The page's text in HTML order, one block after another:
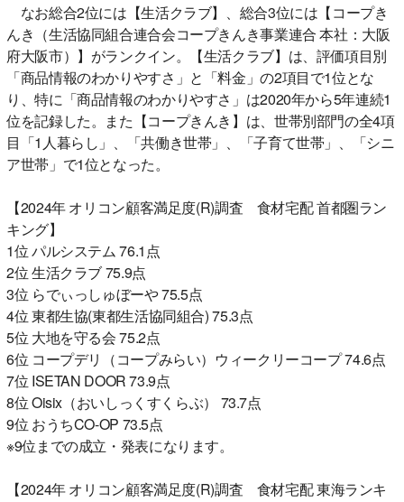
なお総合2位には【生活クラブ】、総合3位には【コープき
んき（生活協同組合連合会コープきんき事業連合 本社：大阪
府大阪市）】がランクイン。【生活クラブ】は、評価項目別
「商品情報のわかりやすさ」と「料金」の2項目で1位とな
り、特に「商品情報のわかりやすさ」は2020年から5年連続1
位を記録した。また【コープきんき】は、世帯別部門の全4項
目「1人暮らし」、「共働き世帯」、「子育て世帯」、「シニ
ア世帯」で1位となった。
【2024年 オリコン顧客満足度(R)調査 食材宅配 首都圏ラン
キング】
1位 パルシステム 76.1点
2位 生活クラブ 75.9点
3位 らでぃっしゅぼーや 75.5点
4位 東都生協(東都生活協同組合) 75.3点
5位 大地を守る会 75.2点
6位 コープデリ（コープみらい）ウィークリーコープ 74.6点
7位 ISETAN DOOR 73.9点
8位 Oisix（おいしっくすくらぶ） 73.7点
9位 おうちCO-OP 73.5点
※9位までの成立・発表になります。
【2024年 オリコン顧客満足度(R)調査 食材宅配 東海ランキ